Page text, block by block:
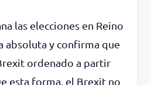
las elecciones en Reino
absoluta y confirma que
ordenado a partir
esta forma, el Brexit no